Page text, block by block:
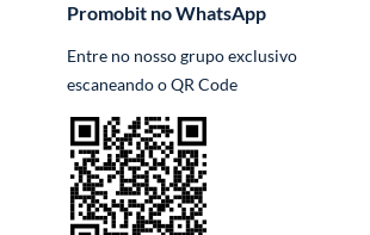
Promobit no WhatsApp
Entre no nosso grupo exclusivo
escaneando o QR Code